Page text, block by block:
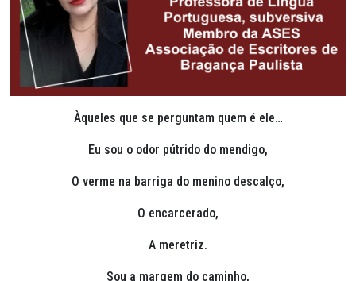
Àqueles que se perguntam quem é ele…
Eu sou o odor pútrido do mendigo,
O verme na barriga do menino descalço,
O encarcerado,
A meretriz.
Sou a margem do caminho,